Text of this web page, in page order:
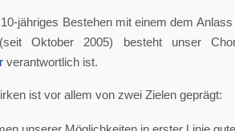
jähriges Bestehen mit einem dem
(seit Oktober 2005) besteht unser
verantwortlich ist.
ist vor allem von zwei Zielen geprägt: